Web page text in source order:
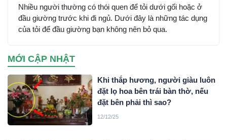
Nhiều người thường có thói quen để tỏi dưới gối hoặc ở
đầu giường trước khi đi ngủ. Dưới đây là những tác dụng
của tỏi để đầu giường bạn không nên bỏ qua.
MỚI CẬP NHẬT
Khi thắp hương, người giàu luôn
đặt lọ hoa bên trái bàn thờ, nếu
đặt bên phải thì sao?
12/12/25